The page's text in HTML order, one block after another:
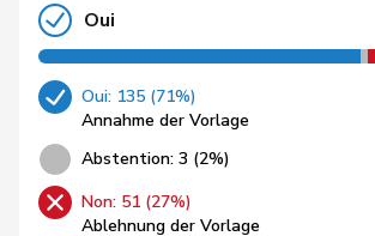
Oui
Oui: 135 (71%)
Annahme der Vorlage
Abstention: 3 (2%)
Non: 51 (27%)
Ablehnung der Vorlage